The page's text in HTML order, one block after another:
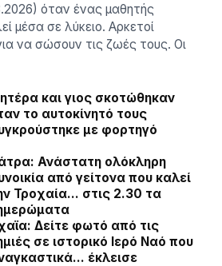
όταν ένας μαθητής
μέσα σε λύκειο. Αρκετοί
να σώσουν τις ζωές τους. Οι
και γιος σκοτώθηκαν
το αυτοκίνητό τους
με φορτηγό
Ανάστατη ολόκληρη
από γείτονα που καλεί
Τροχαία… στις 2.30 τα
Δείτε φωτό από τις
σε ιστορικό Ιερό Ναό που
έκλεισε